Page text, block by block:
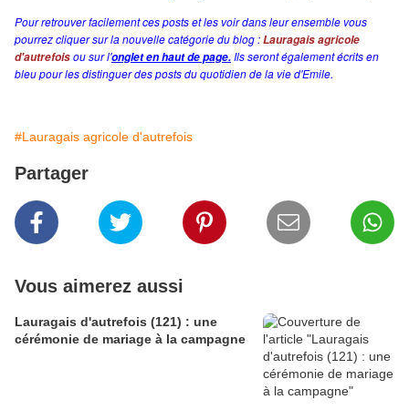
Pour retrouver facilement ces posts et les voir dans leur ensemble vous
pourrez cliquer sur la nouvelle catégorie du blog :Lauragais agricole
d'autrefoisou sur l'onglet en haut de page.Ils seront également écrits en
bleu pour les distinguer des posts du quotidien de la vie d'Emile.
#Lauragais agricole d'autrefois
Partager
Vous aimerez aussi
Lauragais d'autrefois (121) : une
cérémonie de mariage à la campagne